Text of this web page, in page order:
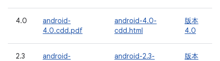
4.0
android-
4.0.cdd.pdf
android-4.0-
cdd.html
版本
4.0
2.3
android-
android-2.3-
版本